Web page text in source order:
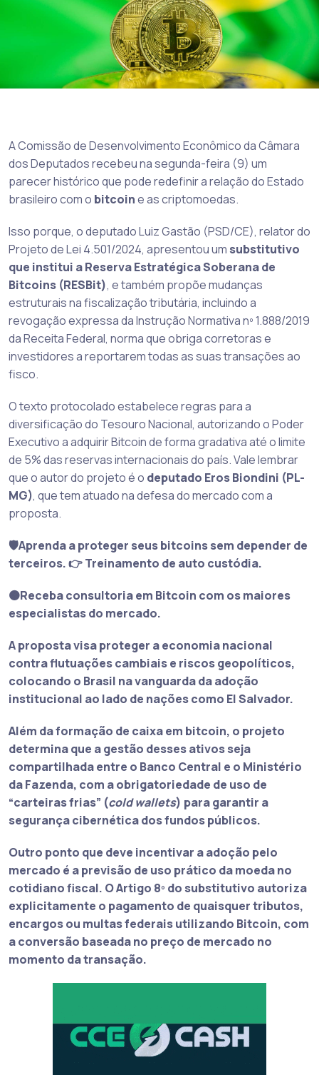
A Comissão de Desenvolvimento Econômico da Câmara
dos Deputados recebeu na segunda-feira (9) um
parecer histórico que pode redefinir a relação do Estado
brasileiro com o bitcoine as criptomoedas.
Isso porque, o deputado Luiz Gastão (PSD/CE), relator do
Projeto de Lei 4.501/2024, apresentou um substitutivo
que institui a Reserva Estratégica Soberana de
Bitcoins (RESBit), e também propõe mudanças
estruturais na fiscalização tributária, incluindo a
revogação expressa da Instrução Normativa nº 1.888/2019
da Receita Federal, norma que obriga corretoras e
investidores a reportarem todas as suas transações ao
fisco.
O texto protocolado estabelece regras para a
diversificação do Tesouro Nacional, autorizando o Poder
Executivo a adquirir Bitcoin de forma gradativa até o limite
de 5% das reservas internacionais do país. Vale lembrar
que o autor do projeto é o deputado Eros Biondini (PL-
MG), que tem atuado na defesa do mercado com a
proposta.
🛡️Aprenda a proteger seus bitcoins sem depender de
terceiros. 👉 Treinamento de auto custódia.
🟠Receba consultoria em Bitcoin com os maiores
especialistas do mercado.
A proposta visa proteger a economia nacional
contra flutuações cambiais e riscos geopolíticos,
colocando o Brasil na vanguarda da adoção
institucional ao lado de nações como El Salvador.
Além da formação de caixa em bitcoin, o projeto
determina que agestão desses ativos seja
compartilhada entre o Banco Central e o Ministério
da Fazenda, com a obrigatoriedade de uso de
“carteiras frias” (cold wallets) para garantir a
segurança cibernética dos fundos públicos.
Outro ponto que deve incentivar a adoção pelo
mercado é a previsão de uso prático da moeda no
cotidiano fiscal. O Artigo 8º do substitutivo autoriza
explicitamente o pagamento de quaisquer tributos,
encargos ou multas federais utilizando Bitcoin, com
a conversão baseada no preço de mercado no
momento da transação.